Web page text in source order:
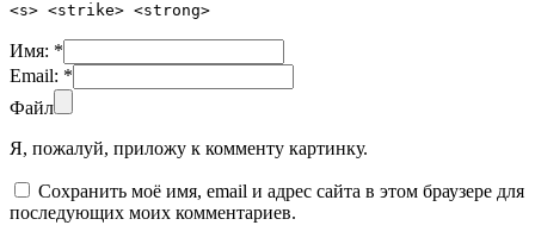
<s> <strike> <strong>
Имя: *
Email: *
Файл
Я, пожалуй, приложу к комменту картинку.
Сохранить моё имя, email и адрес сайта в этом браузере для
последующих моих комментариев.